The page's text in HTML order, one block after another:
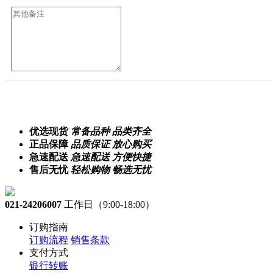
优选现货 常备品种 品类齐全
正品保障品质保证 放心购买
急速配送 急速配送 方便快捷
售后无忧轻松购物 畅选无忧
021-24206007 工作日（9:00-18:00）
订购指南
订购流程 销售条款
支付方式
银行转账